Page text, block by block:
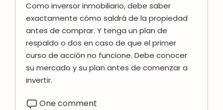
Como inversor inmobiliario, debe saber
exactamente cómo saldrá de la propiedad
antes de comprar. Y tenga un plan de
respaldo o dos en caso de que el primer
curso de acción no funcione. Debe conocer
su mercado y su plan antes de comenzar a
invertir.
One comment